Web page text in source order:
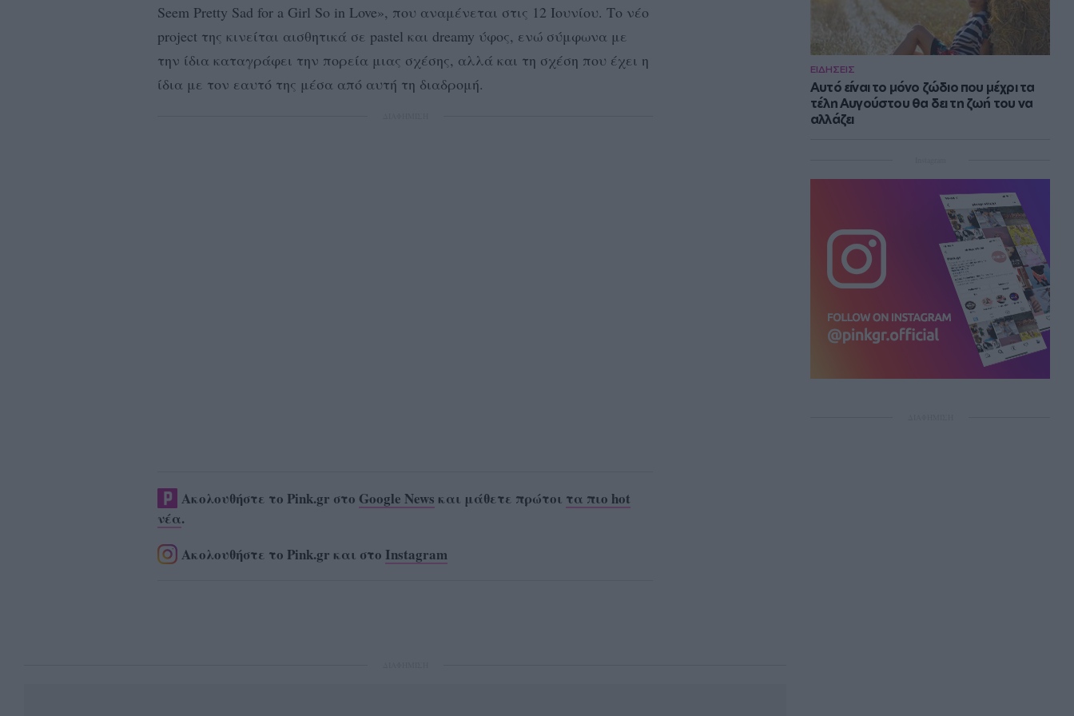
ΕΙΔΗΣΕΙΣ
Αυτό είναι το μόνο ζώδιο που μέχρι τα
τέλη Αυγούστου θα δει τη ζωή του να
αλλάζει
Seem Pretty Sad for a Girl So in Love», που αναμένεται στις 12 Ιουνίου. Το νέο
project της κινείται αισθητικά σε pastel και dreamy ύφος, ενώ σύμφωνα με
την ίδια καταγράφει την πορεία μιας σχέσης, αλλά και τη σχέση που έχει η
ίδια με τον εαυτό της μέσα από αυτή τη διαδρομή.
Ακολουθήστε το Pink.gr στο Google News και μάθετε πρώτοι τα πιο hot
νέα.
Ακολουθήστε το Pink.gr και στο Instagram